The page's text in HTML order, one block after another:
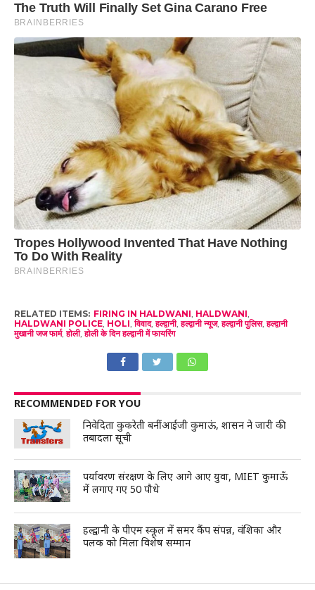
RELATED ITEMS: FIRING IN HALDWANI HALDWANI
HALDWANI POLICE, HOLI ,विवाद,हल्द्वानी,हल्द्वानी न्यूज,हल्द्वानी पुलिस,हल्द्वानी
मुखानी जज फार्म,होली,होली के दिन हल्द्वानी में फायरिंग
RECOMMENDED FOR YOU
निवेदिता कुकरेती बनीं आईजी कुमाऊं, शासन ने जारी की
तबादला सूची
पर्यावरण संरक्षण के लिए आगे आए युवा, MIET कुमाऊँ
में लगाए गए 50 पौधे
हल्द्वानी के पीएम स्कूल में समर कैंप संपन्न, वंशिका और
पलक को मिला विशेष सम्मान